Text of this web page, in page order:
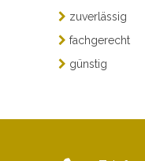
zuverlässig
fachgerecht
günstig